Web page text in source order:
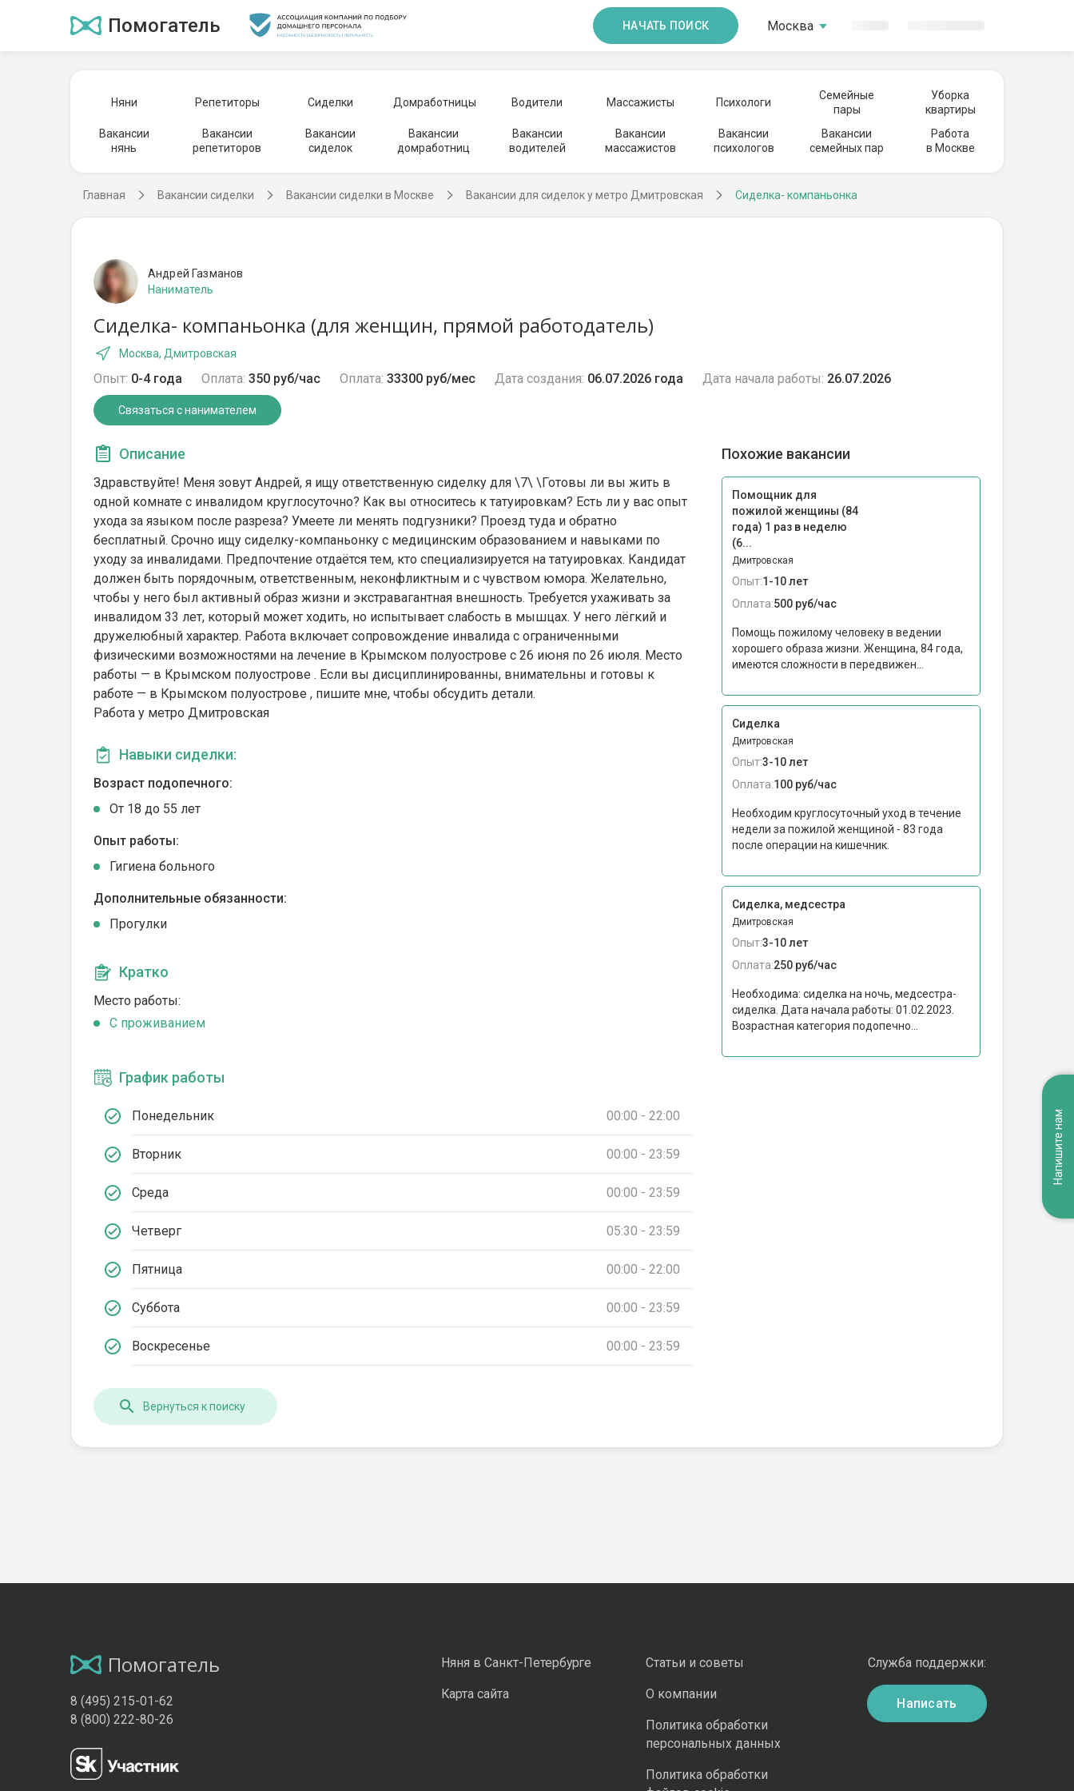
Помогатель НАЧАТЬ ПОИСК Москва
Няни Репетиторы Сиделки Домработницы Водители Массажисты Психологи
Семейные
пары
Уборка
квартиры
Вакансии
нянь
Вакансии
репетиторов
Вакансии
сиделок
Вакансии
домработниц
Вакансии
водителей
Вакансии
массажистов
Вакансии
психологов
Вакансии
семейных пар
Работа
в Москве
Главная Вакансии сиделки Вакансии сиделки в Москве Вакансии для сиделок у метро Дмитровская Сиделка- компаньонка
Андрей Газманов
Наниматель
Сиделка- компаньонка (для женщин, прямой работодатель)
Москва, Дмитровская
Опыт: 0-4 года Оплата: 350 руб/час Оплата: 33300 руб/мес Дата создания: 06.07.2026 года Дата начала работы: 26.07.2026
Связаться с нанимателем
Описание
Здравствуйте! Меня зовут Андрей, я ищу ответственную сиделку для \7\ \Готовы ли вы жить в
одной комнате с инвалидом круглосуточно? Как вы относитесь к татуировкам? Есть ли у вас опыт
ухода за языком после разреза? Умеете ли менять подгузники? Проезд туда и обратно
бесплатный. Срочно ищу сиделку-компаньонку с медицинским образованием и навыками по
уходу за инвалидами. Предпочтение отдаётся тем, кто специализируется на татуировках. Кандидат
должен быть порядочным, ответственным, неконфликтным и с чувством юмора. Желательно,
чтобы у него был активный образ жизни и экстравагантная внешность. Требуется ухаживать за
инвалидом 33 лет, который может ходить, но испытывает слабость в мышцах. У него лёгкий и
дружелюбный характер. Работа включает сопровождение инвалида с ограниченными
физическими возможностями на лечение в Крымском полуострове с 26 июня по 26 июля. Место
работы — в Крымском полуострове . Если вы дисциплинированны, внимательны и готовы к
работе — в Крымском полуострове , пишите мне, чтобы обсудить детали.
Работа у метро Дмитровская
Навыки сиделки:
Возраст подопечного:
От 18 до 55 лет
Опыт работы:
Гигиена больного
Дополнительные обязанности:
Прогулки
Кратко
Место работы:
C проживанием
График работы
Понедельник 00:00 - 22:00
Вторник 00:00 - 23:59
Среда 00:00 - 23:59
Четверг 05:30 - 23:59
Пятница 00:00 - 22:00
Суббота 00:00 - 23:59
Воскресенье 00:00 - 23:59
Похожие вакансии
Помощник для
пожилой женщины (84
года) 1 раз в неделю
(6...
Дмитровская
Опыт:1-10 лет
Оплата:500 руб/час
Помощь пожилому человеку в ведении
хорошего образа жизни. Женщина, 84 года,
имеются сложности в передвижен...
Сиделка
Дмитровская
Опыт:3-10 лет
Оплата:100 руб/час
Необходим круглосуточный уход в течение
недели за пожилой женщиной - 83 года
после операции на кишечник.
Сиделка, медсестра
Дмитровская
Опыт:3-10 лет
Оплата:250 руб/час
Необходима: сиделка на ночь, медсестра-
сиделка. Дата начала работы: 01.02.2023.
Возрастная категория подопечно...
Вернуться к поиску
Помогатель
8 (495) 215-01-62
8 (800) 222-80-26
Няня в Санкт-Петербурге
Карта сайта
Статьи и советы
О компании
Политика обработки
персональных данных
Политика обработки
Служба поддержки:
Написать
Напишите нам